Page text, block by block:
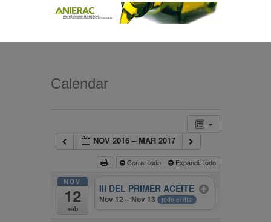
Calendar
NOV 2016 – MAR 2017
Cerrar todo Expandir todo
NOV
12
sáb
III DEL PRIMER ACEITE
Nov 12 – Nov 13 todo el día